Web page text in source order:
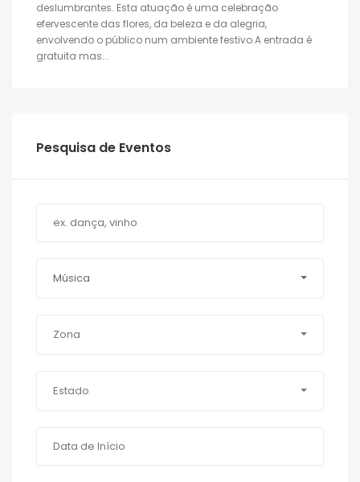
deslumbrantes. Esta atuação é uma celebração
efervescente das flores, da beleza e da alegria,
envolvendo o público num ambiente festivo.A entrada é
gratuita mas...
Pesquisa de Eventos
Música
Zona
Estado